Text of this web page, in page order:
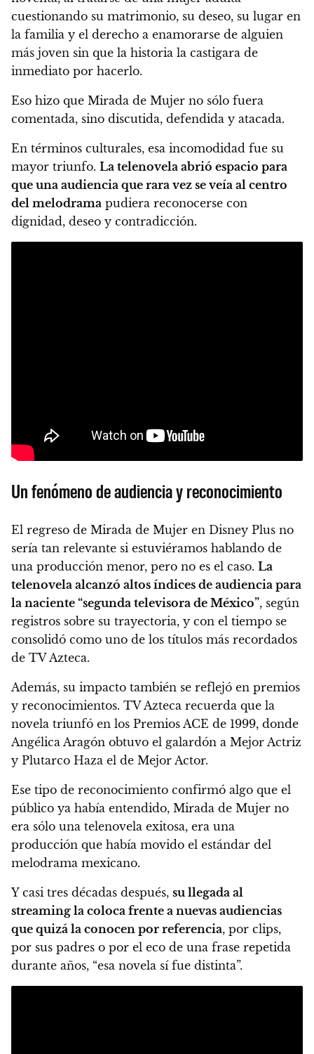
cuestionando su matrimonio, su deseo, su lugar en
la familia y el derecho a enamorarse de alguien
más joven sin que la historia la castigara de
inmediato por hacerlo.
Eso hizo que Mirada de Mujer no sólo fuera
comentada, sino discutida, defendida y atacada.
En términos culturales, esa incomodidad fue su
mayor triunfo. La telenovela abrió espacio para
que una audiencia que rara vez se veía al centro
del melodrama pudiera reconocerse con
dignidad, deseo y contradicción.
Un fenómeno de audiencia y reconocimiento
El regreso de Mirada de Mujer en Disney Plus no
sería tan relevante si estuviéramos hablando de
una producción menor, pero no es el caso. La
telenovela alcanzó altos índices de audiencia para
la naciente “segunda televisora de México”, según
registros sobre su trayectoria, y con el tiempo se
consolidó como uno de los títulos más recordados
de TV Azteca.
Además, su impacto también se reflejó en premios
y reconocimientos. TV Azteca recuerda que la
novela triunfó en los Premios ACE de 1999, donde
Angélica Aragón obtuvo el galardón a Mejor Actriz
y Plutarco Haza el de Mejor Actor.
Ese tipo de reconocimiento confirmó algo que el
público ya había entendido, Mirada de Mujer no
era sólo una telenovela exitosa, era una
producción que había movido el estándar del
melodrama mexicano.
Y casi tres décadas después, su llegada al
streaming la coloca frente a nuevas audiencias
que quizá la conocen por referencia, por clips,
por sus padres o por el eco de una frase repetida
durante años, “esa novela sí fue distinta”.